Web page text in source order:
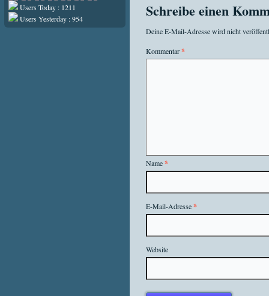
Users Today : 1211
Users Yesterday : 954
Schreibe einen
Deine E-Mail-Adresse wird nicht
Kommentar*
Name*
E-Mail-Adresse*
Website